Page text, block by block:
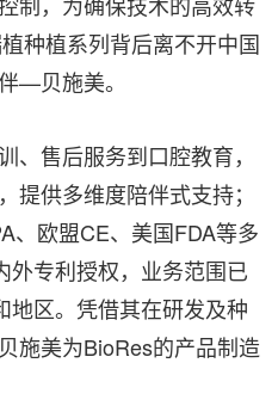
种植系列背后离不开中国
—贝施美。
、售后服务到口腔教育，
提供多维度陪伴式支持；
、欧盟CE、美国FDA等多
外专利授权，业务范围已
地区。凭借其在研发及种
施美为BioRes的产品制造